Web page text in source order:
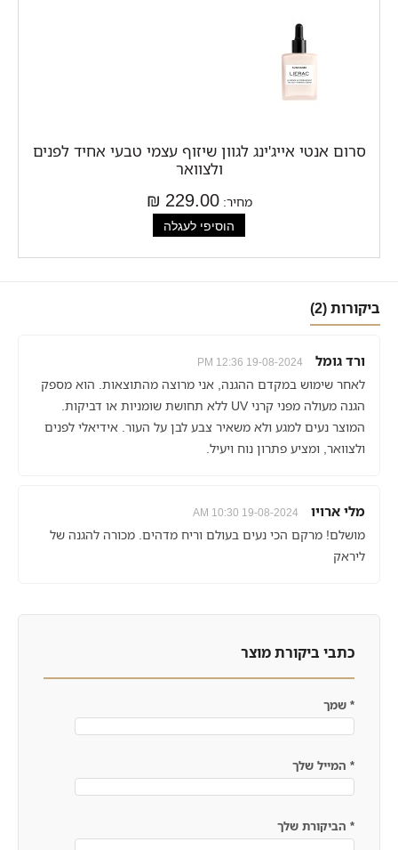
סרום אנטי אייג'ינג לגוון שיזוף עצמי טבעי אחיד לפנים
ולצוואר
מחיר:229.00 ₪
ביקורות (2)
ורד גומל 19-08-2024 12:36 PM
לאחר שימוש במקדם ההגנה, אני מרוצה מהתוצאות. הוא מספק
הגנה מעולה מפני קרני UV ללא תחושת שומניות או דביקות.
המוצר נעים למגע ולא משאיר צבע לבן על העור. אידיאלי לפנים
ולצוואר, ומציע פתרון נוח ויעיל.
מלי ארויו 19-08-2024 10:30 AM
מושלם! מרקם הכי נעים בעולם וריח מדהים. מכורה להגנה של
ליראק
כתבי ביקורת מוצר
* שמך
* המייל שלך
* הביקורת שלך